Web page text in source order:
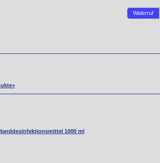
Widerruf
1000 ml